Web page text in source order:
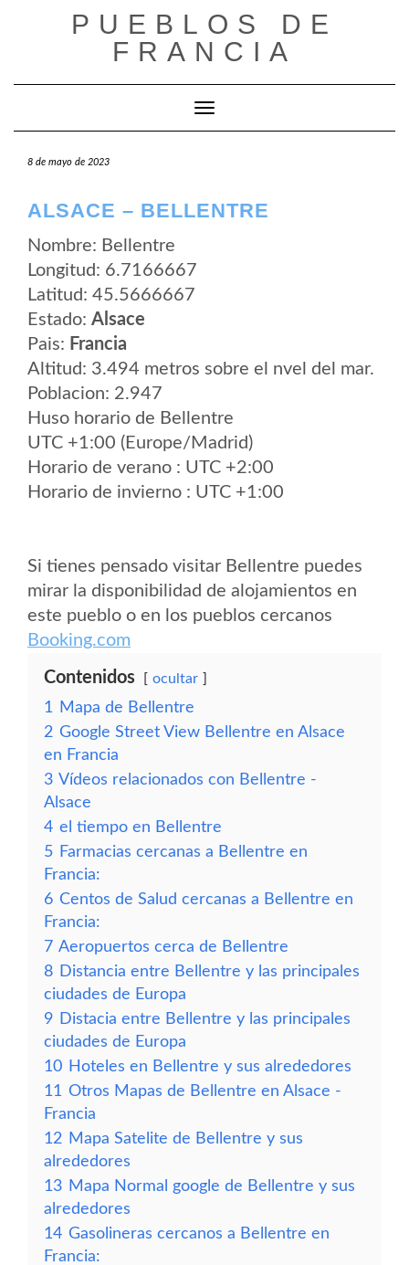
PUEBLOS DE
FRANCIA
Cambiar modo de navegación
8 de mayo de 2023
ALSACE – BELLENTRE
Nombre: Bellentre
Longitud: 6.7166667
Latitud: 45.5666667
Estado: Alsace
Pais: Francia
Altitud: 3.494 metros sobre el nvel del mar.
Poblacion: 2.947
Huso horario de Bellentre
UTC +1:00 (Europe/Madrid)
Horario de verano : UTC +2:00
Horario de invierno : UTC +1:00
Si tienes pensado visitar Bellentre puedes
mirar la disponibilidad de alojamientos en
este pueblo o en los pueblos cercanos
Booking.com
Contenidos ocultar
1
Mapa de Bellentre
2 Google Street View Bellentre en Alsace
en Francia
3 Vídeos relacionados con Bellentre -
Alsace
4 el tiempo en Bellentre
5 Farmacias cercanas a Bellentre en
Francia:
6 Centos de Salud cercanas a Bellentre en
Francia:
7 Aeropuertos cerca de Bellentre
8 Distancia entre Bellentre y las principales
ciudades de Europa
9 Distacia entre Bellentre y las principales
ciudades de Europa
10 Hoteles en Bellentre y sus alrededores
11 Otros Mapas de Bellentre en Alsace -
Francia
12 Mapa Satelite de Bellentre y sus
alrededores
13 Mapa Normal google de Bellentre y sus
alrededores
14 Gasolineras cercanos a Bellentre en
Francia: